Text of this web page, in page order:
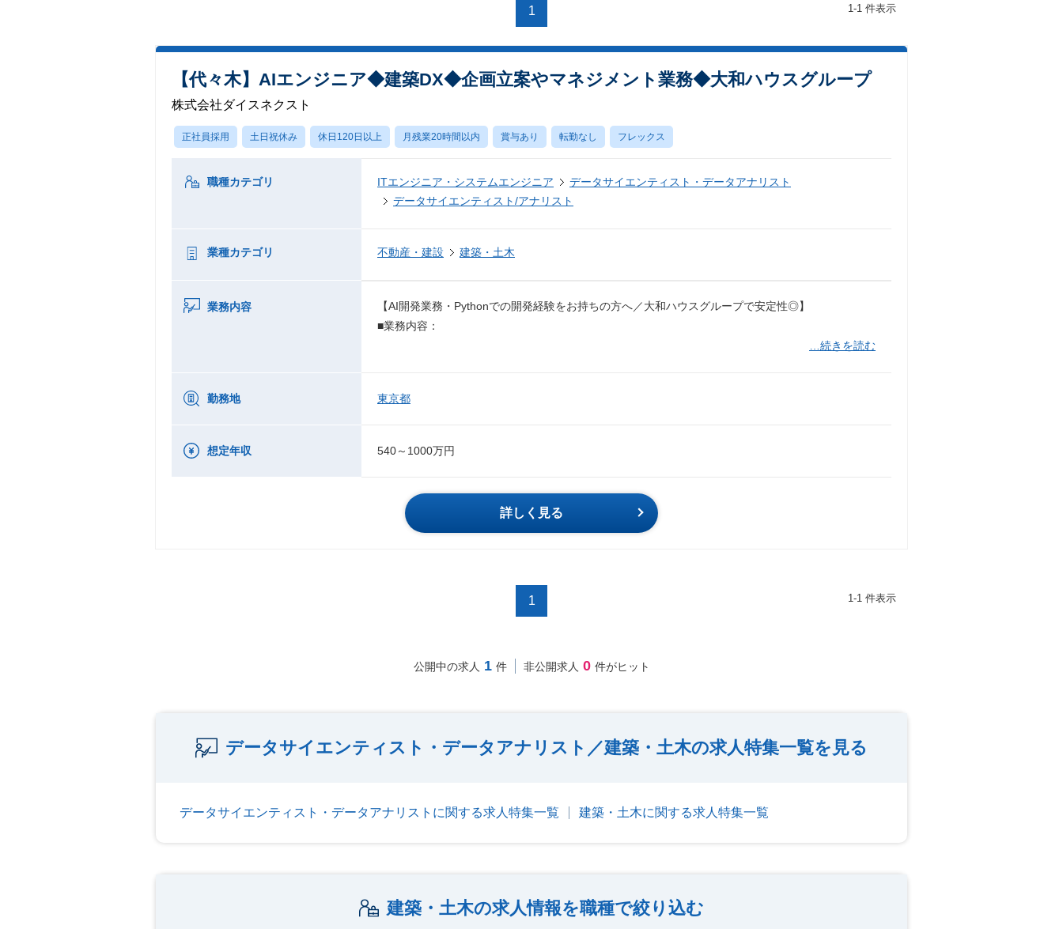
1 1-1 件表示
【代々木】AIエンジニア◆建築DX◆企画立案やマネジメント業務◆大和ハウスグループ
株式会社ダイスネクスト
正社員採用 土日祝休み 休日120日以上 月残業20時間以内 賞与あり 転勤なし フレックス
職種カテゴリ ITエンジニア・システムエンジニア
データサイエンティスト・データアナリスト
データサイエンティスト/アナリスト
業種カテゴリ 不動産・建設 建築・土木
業務内容
【AI開発業務・Pythonでの開発経験をお持ちの方へ／大和ハウスグループで安定性◎】
■業務内容：
…続きを読む
勤務地 東京都
想定年収 540～1000万円
詳しく見る
1 1-1 件表示
公開中の求人 1 件 非公開求人 0 件がヒット
データサイエンティスト・データアナリスト／建築・土木の求人特集一覧を見る
データサイエンティスト・データアナリストに関する求人特集一覧 建築・土木に関する求人特集一覧
建築・土木の求人情報を職種で絞り込む